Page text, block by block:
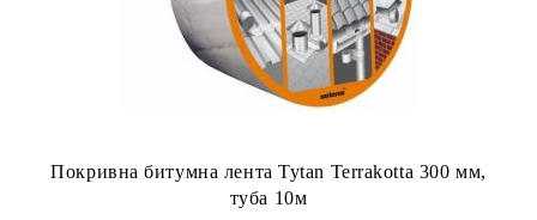
Покривна битумна лента Tytan Terrakotta 300 мм,
туба 10м